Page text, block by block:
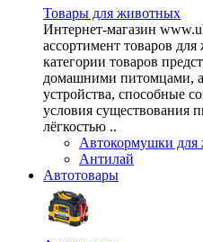
Товары для животных
Интернет-магазин
ассортимент товаров
категории товаров
домашними питомцами,
устройства, способные
условия существования
лёгкостью ..
Автокормушки
Антилай
Автотовары